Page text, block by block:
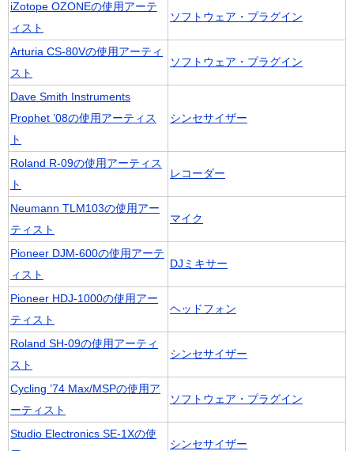
iZotope OZONEの使用アーテ
ィスト
ソフトウェア・プラグイン
Arturia CS-80Vの使用アーティ
スト
ソフトウェア・プラグイン
Dave Smith Instruments
Prophet ’08の使用アーティス
ト
シンセサイザー
Roland R-09の使用アーティス
ト
レコーダー
Neumann TLM103の使用アー
ティスト
マイク
Pioneer DJM-600の使用アーテ
ィスト
DJミキサー
Pioneer HDJ-1000の使用アー
ティスト
ヘッドフォン
Roland SH-09の使用アーティ
スト
シンセサイザー
Cycling ’74 Max/MSPの使用ア
ーティスト
ソフトウェア・プラグイン
Studio Electronics SE-1Xの使
シンセサイザー